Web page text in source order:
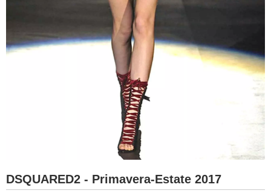
DSQUARED2 - Primavera-Estate 2017